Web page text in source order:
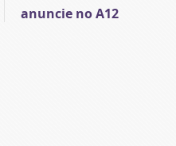
anuncie no A12